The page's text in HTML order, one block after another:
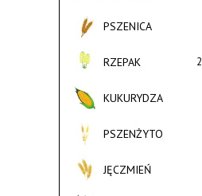
PSZENICA
RZEPAK
KUKURYDZA
PSZENŻYTO
JĘCZMIEŃ